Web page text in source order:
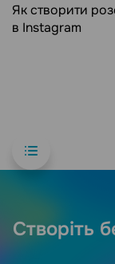
Як створити
в Instagram
Створіть